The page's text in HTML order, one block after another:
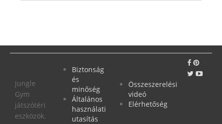
Jungle
Gym
játszótéri
eszközök.
Biztonság
és
minőség
Általános
használati
utasítás
Összeszerelési
videó
Elérhetőség